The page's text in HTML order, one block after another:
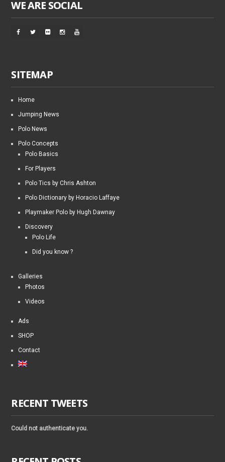
WE ARE SOCIAL
SITEMAP
Home
Jumping News
Polo News
Polo Concepts
Polo Basics
For Players
Polo Tics by Chris Ashton
Polo Dictionary by Horacio Laffaye
Playmaker Polo by Hugh Dawnay
Discovery
Polo Life
Did you know ?
Galleries
Photos
Videos
Ads
SHOP
Contact
RECENT TWEETS
Could not authenticate you.